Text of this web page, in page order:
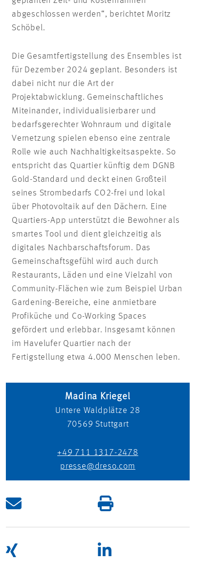
abgeschlossen werden“, berichtet Moritz
Schöbel.
Die Gesamtfertigstellung des Ensembles ist
für Dezember 2024 geplant. Besonders ist
dabei nicht nur die Art der
Projektabwicklung. Gemeinschaftliches
Miteinander, individualisierbarer und
bedarfsgerechter Wohnraum und digitale
Vernetzung spielen ebenso eine zentrale
Rolle wie auch Nachhaltigkeitsaspekte. So
entspricht das Quartier künftig dem DGNB
Gold-Standard und deckt einen Großteil
seines Strombedarfs CO2-frei und lokal
über Photovoltaik auf den Dächern. Eine
Quartiers-App unterstützt die Bewohner als
smartes Tool und dient gleichzeitig als
digitales Nachbarschaftsforum. Das
Gemeinschaftsgefühl wird auch durch
Restaurants, Läden und eine Vielzahl von
Community-Flächen wie zum Beispiel Urban
Gardening-Bereiche, eine anmietbare
Profiküche und Co-Working Spaces
gefördert und erlebbar. Insgesamt können
im Havelufer Quartier nach der
Fertigstellung etwa 4.000 Menschen leben.
Madina Kriegel
Untere Waldplätze 28
70569 Stuttgart
+49 711 1317-2478
presse@dreso.com